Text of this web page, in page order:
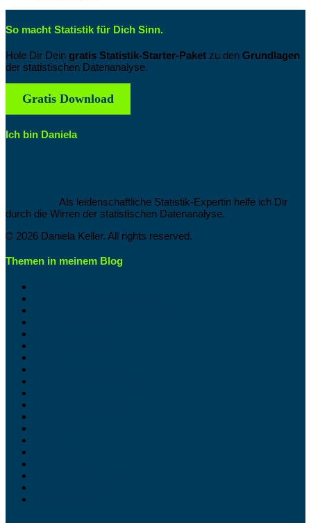
So macht Statistik für Dich Sinn.
Hole Dir Dein gratis Statistik-Starter-Paket zu den Grundlagen
der statistischen Datenanalyse.
Gratis Download
Ich bin Daniela
Als leidenschaftliche Statistik-Expertin helfe ich Dir
durch die Wirren der statistischen Datenanalyse.
© 2026 Daniela Keller. All rights reserved.
Themen in meinem Blog